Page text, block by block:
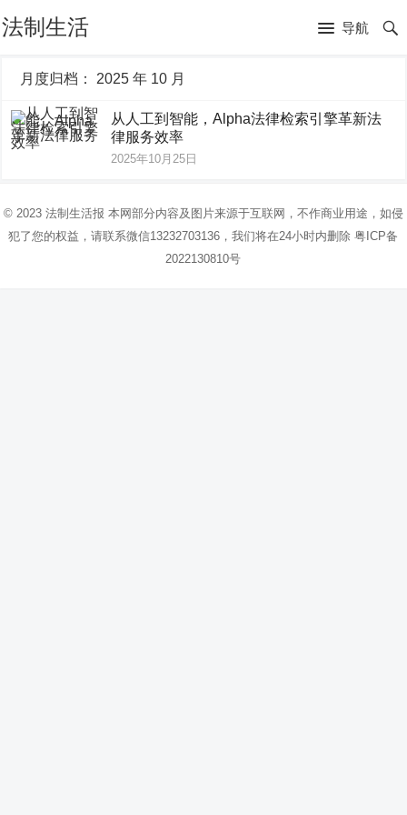
法制生活 导航
月度归档： 2025 年 10 月
从人工到智能，Alpha法律检索引擎革新法
律服务效率
2025年10月25日
© 2023 法制生活报 本网部分内容及图片来源于互联网，不作商业用途，如侵
犯了您的权益，请联系微信13232703136，我们将在24小时内删除粤ICP备
2022130810号